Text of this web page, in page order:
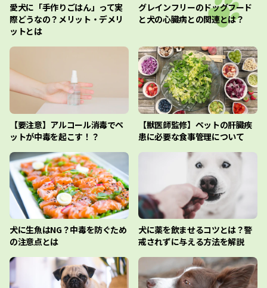
愛犬に「手作りごはん」って実
際どうなの？メリット・デメリ
ットとは
グレインフリーのドッグフード
と犬の心臓病との関連とは？
【要注意】アルコール消毒でペ
ットが中毒を起こす！？
【獣医師監修】ペットの肝臓疾
患に必要な食事管理について
犬に生魚はNG？中毒を防ぐため
の注意点とは
犬に薬を飲ませるコツとは？警
戒されずに与える方法を解説